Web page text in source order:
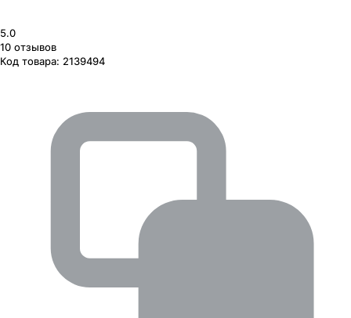
5.0
10 отзывов
Код товара: 2139494